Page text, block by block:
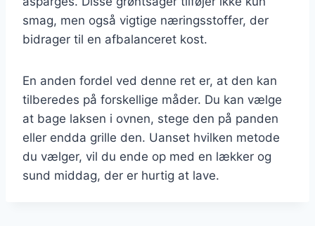
smag, men også vigtige næringsstoffer, der
bidrager til en afbalanceret kost.
En anden fordel ved denne ret er, at den kan
tilberedes på forskellige måder. Du kan vælge
at bage laksen i ovnen, stege den på panden
eller endda grille den. Uanset hvilken metode
du vælger, vil du ende op med en lækker og
sund middag, der er hurtig at lave.